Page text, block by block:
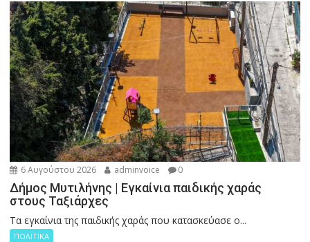
6 Αυγούστου 2026 adminvoice 0
Δήμος Μυτιλήνης | Εγκαίνια παιδικής χαράς
στους Ταξιάρχες
Tα εγκαίνια της παιδικής χαράς που κατασκεύασε ο...
ΠΟΛΙΤΙΚΑ